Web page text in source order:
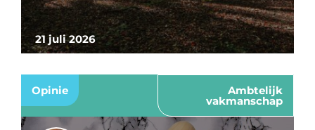
21 juli 2026
Opinie Ambtelijk
vakmanschap